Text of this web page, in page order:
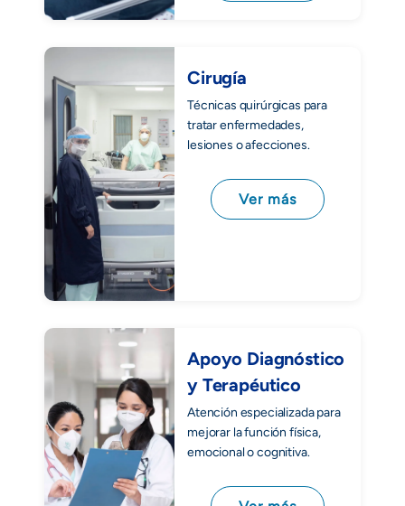
Cirugía
Técnicas quirúrgicas para
tratar enfermedades,
lesiones o afecciones.
Ver más
Apoyo Diagnóstico
y Terapéutico
Atención especializada para
mejorar la función física,
emocional o cognitiva.